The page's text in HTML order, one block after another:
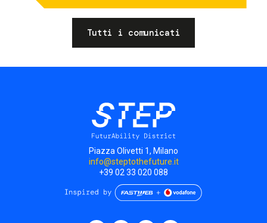
Tutti i comunicati
Piazza Olivetti 1, Milano
info@steptothefuture.it
+39 02 33 020 088